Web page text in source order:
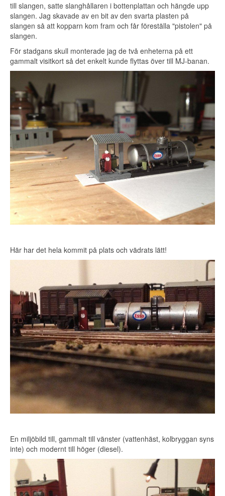
till slangen, satte slanghållaren i bottenplattan och hängde upp
slangen. Jag skavade av en bit av den svarta plasten på
slangen så att kopparn kom fram och får föreställa "pistolen" på
slangen.
För stadgans skull monterade jag de två enheterna på ett
gammalt visitkort så det enkelt kunde flyttas över till MJ-banan.
Här har det hela kommit på plats och vädrats lätt!
En miljöbild till, gammalt till vänster (vattenhäst, kolbryggan syns
inte) och modernt till höger (diesel).